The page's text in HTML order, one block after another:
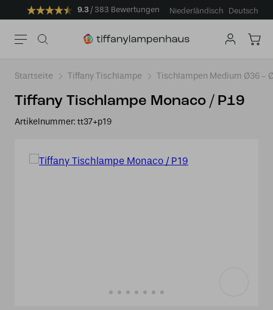
9.3 383 Bewertungen Niederländisch Deutsch
Startseite Tiffany Tischlampe Tischlampen Medium Ø36 -
Tiffany Tischlampe Monaco / P19
Artikelnummer: tt37+p19